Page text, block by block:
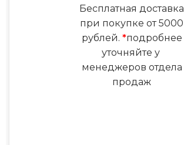
Бесплатная доставка
при покупке от 5000
рублей. *подробнее
уточняйте у
менеджеров отдела
продаж